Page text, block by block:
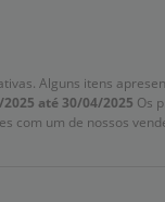
Alguns itens
até 30/04/2025 Os
com um de nossos